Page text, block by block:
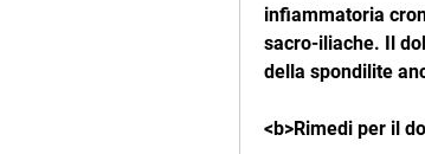
infiammatoria
sacro-iliache. Il
della spondilite
<b>Rimedi per il